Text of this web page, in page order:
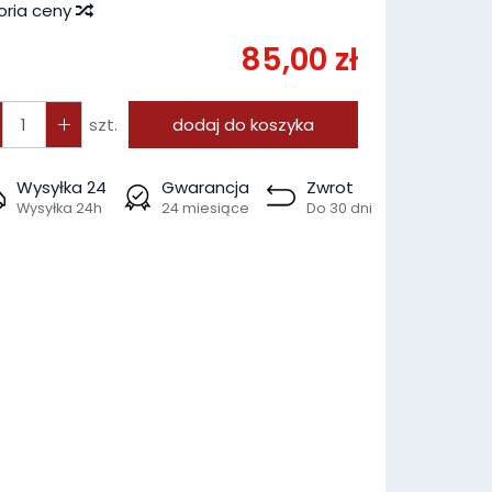
ceny
85,00 zł
szt. dodaj do koszyka
Wysyłka 24
Wysyłka 24h
Gwarancja
24 miesiące
Zwrot
Do 30 dni